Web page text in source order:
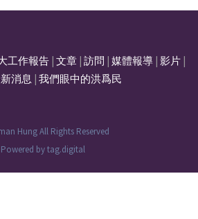
工作報告 文章 訪問 媒體報導 影片
消息 我們眼中的洪爲民
Hung All Rights Reserved
Powered bytag.digital